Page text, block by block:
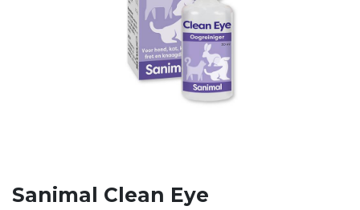
Sanimal Clean Eye